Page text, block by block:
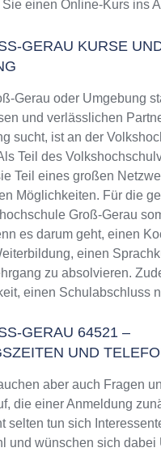
Sie einen Online-Kurs ins
GERAU KURSE UND
Gerau oder Umgebung
und verlässlichen
sucht, ist an der
Teil des
Teil eines großen
Möglichkeiten. Für die
Groß-Gerau
es darum geht, einen
einen
zu absolvieren.
einen Schulabschluss
GERAU 64521 – Ö
UND
aber auch Fragen
die einer Anmeldung
selten tun sich
und wünschen sich dabei